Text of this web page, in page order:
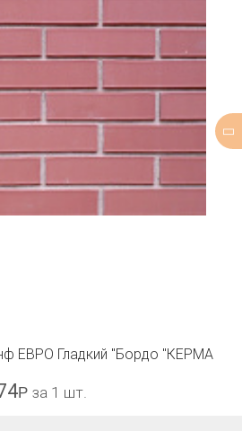
ЕВРО Гладкий "Бордо "КЕРМА
Р за 1 шт.